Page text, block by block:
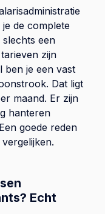
de complete
slechts een
zijn
ben je een vast
Dat ligt
maand. Er zijn
hanteren
goede reden
Echt